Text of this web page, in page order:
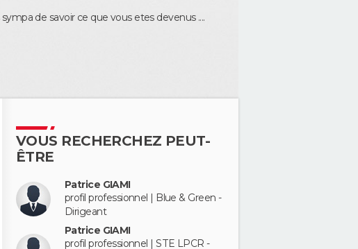
sympa de savoir ce que vous etes devenus ....
VOUS RECHERCHEZ PEUT-
ÊTRE
Patrice GIAMI
profil professionnel | Blue & Green -
Dirigeant
Patrice GIAMI
profil professionnel | STE LPCR -